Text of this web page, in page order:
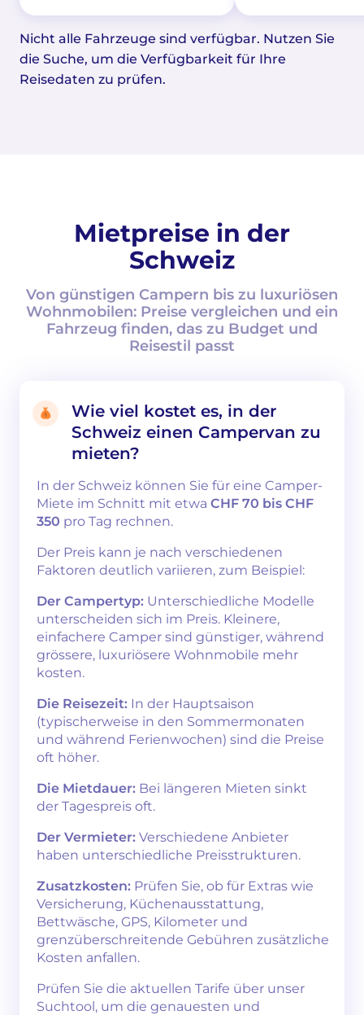
Nicht alle Fahrzeuge sind verfügbar. Nutzen Sie
die Suche, um die Verfügbarkeit für Ihre
Reisedaten zu prüfen.
Mietpreise in der
Schweiz
Von günstigen Campern bis zu luxuriösen
Wohnmobilen: Preise vergleichen und ein
Fahrzeug finden, das zu Budget und
Reisestil passt
Wie viel kostet es, in der
Schweiz einen Campervan zu
mieten?
In der Schweiz können Sie für eine Camper-
Miete im Schnitt mit etwa CHF 70 bis CHF
350 pro Tag rechnen.
Der Preis kann je nach verschiedenen
Faktoren deutlich variieren, zum Beispiel:
Der Campertyp: Unterschiedliche Modelle
unterscheiden sich im Preis. Kleinere,
einfachere Camper sind günstiger, während
grössere, luxuriösere Wohnmobile mehr
kosten.
Die Reisezeit: In der Hauptsaison
(typischerweise in den Sommermonaten
und während Ferienwochen) sind die Preise
oft höher.
Die Mietdauer: Bei längeren Mieten sinkt
der Tagespreis oft.
Der Vermieter: Verschiedene Anbieter
haben unterschiedliche Preisstrukturen.
Zusatzkosten: Prüfen Sie, ob für Extras wie
Versicherung, Küchenausstattung,
Bettwäsche, GPS, Kilometer und
grenzüberschreitende Gebühren zusätzliche
Kosten anfallen.
Prüfen Sie die aktuellen Tarife über unser
Suchtool, um die genauesten und